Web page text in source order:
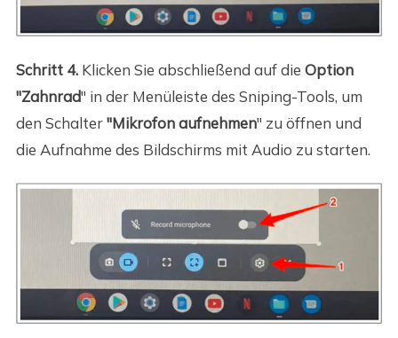
Schritt 4.Klicken Sie abschließend auf die Option
"Zahnrad" in der Menüleiste des Sniping-Tools, um
den Schalter"Mikrofon aufnehmen" zu öffnen und
die Aufnahme des Bildschirms mit Audio zu starten.